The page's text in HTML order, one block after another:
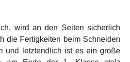
wird an den Seiten sicherlich
die Fertigkeiten beim Schneiden
und letztendlich ist es ein große